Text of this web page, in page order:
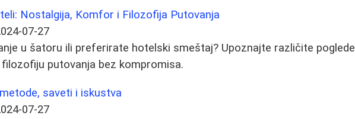
Nostalgija, Komfor i Filozofija Putovanja
07-27
u šatoru ili preferirate hotelski smeštaj? Upoznajte različite poglede
putovanja bez kompromisa.
saveti i iskustva
07-27